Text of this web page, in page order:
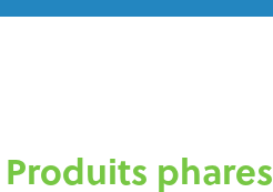
Produits phares